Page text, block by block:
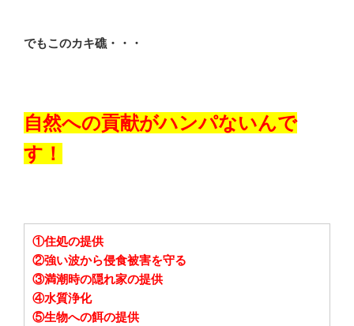
でもこのカキ礁・・・
自然への貢献がハンパないんで
す！
①住処の提供
②強い波から侵食被害を守る
③満潮時の隠れ家の提供
④水質浄化
⑤生物への餌の提供